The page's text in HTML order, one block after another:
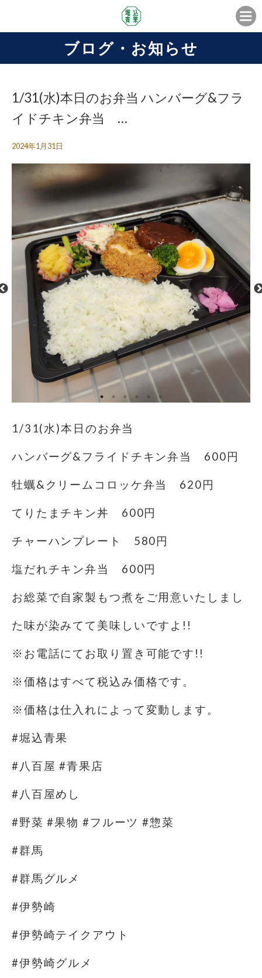
ブログ・お知らせ
1/31(水)本日のお弁当 ハンバーグ&フラ
イドチキン弁当 …
2024年1月31日
1/31(水)本日のお弁当
ハンバーグ&フライドチキン弁当 600円
牡蠣&クリームコロッケ弁当 620円
てりたまチキン丼 600円
チャーハンプレート 580円
塩だれチキン弁当 600円
お総菜で自家製もつ煮をご用意いたしまし
た味が染みてて美味しいですよ!!
※お電話にてお取り置き可能です!!
※価格はすべて税込み価格です。
※価格は仕入れによって変動します。
#堀込青果
#八百屋 #青果店
#八百屋めし
#野菜 #果物 #フルーツ #惣菜
#群馬
#群馬グルメ
#伊勢崎
#伊勢崎テイクアウト
#伊勢崎グルメ